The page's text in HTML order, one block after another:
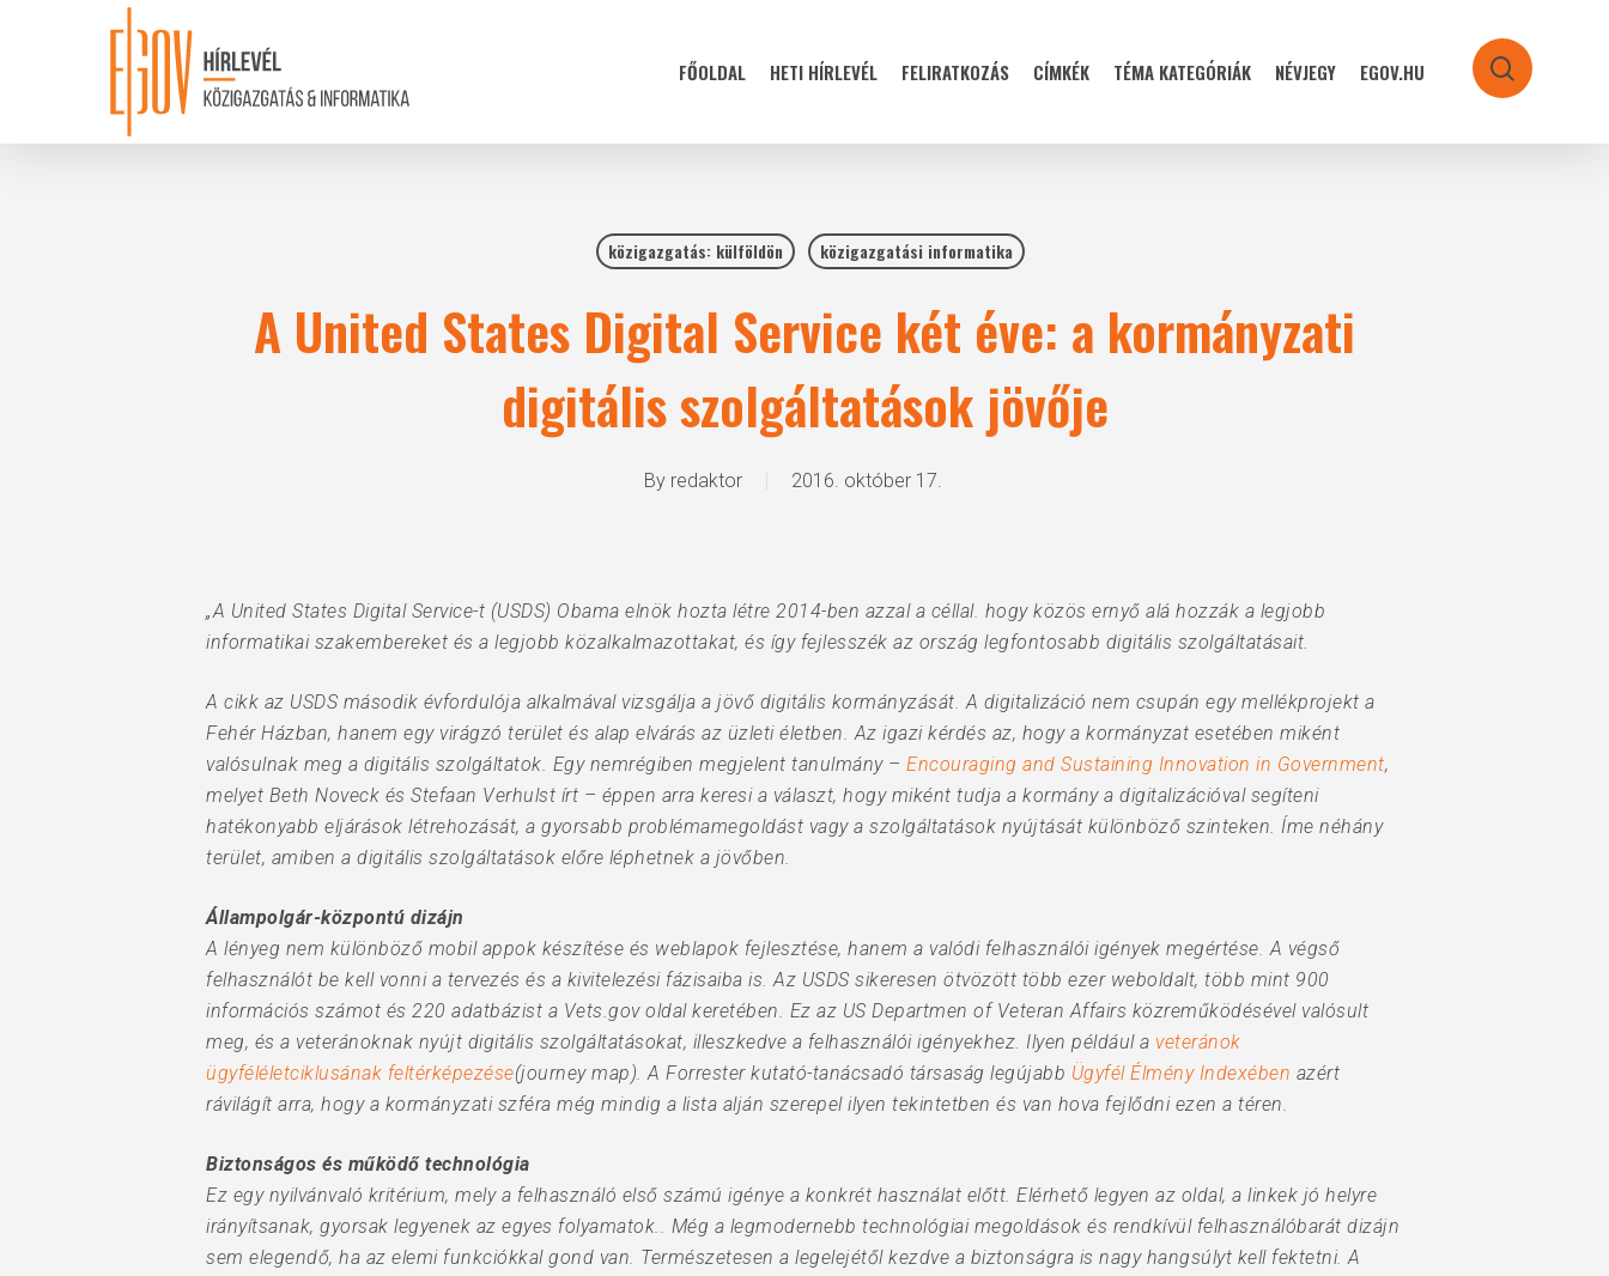
Hit enter to search or ESC to close
FŐOLDAL HETI HÍRLEVÉL FELIRATKOZÁS CÍMKÉK TÉMA KATEGÓRIÁK NÉVJEGY EGOV.HU search
közigazgatás: külföldön közigazgatási informatika
A United States Digital Service két éve: a kormányzati
digitális szolgáltatások jövője
By redaktor 2016. október 17.
„A United States Digital Service-t (USDS) Obama elnök hozta létre 2014-ben azzal a céllal. hogy közös ernyő alá hozzák a legjobb
informatikai szakembereket és a legjobb közalkalmazottakat, és így fejlesszék az ország legfontosabb digitális szolgáltatásait.
A cikk az USDS második évfordulója alkalmával vizsgálja a jövő digitális kormányzását. A digitalizáció nem csupán egy mellékprojekt a
Fehér Házban, hanem egy virágzó terület és alap elvárás az üzleti életben. Az igazi kérdés az, hogy a kormányzat esetében miként
valósulnak meg a digitális szolgáltatok. Egy nemrégiben megjelent tanulmány – Encouraging and Sustaining Innovation in Government,
melyet Beth Noveck és Stefaan Verhulst írt – éppen arra keresi a választ, hogy miként tudja a kormány a digitalizációval segíteni
hatékonyabb eljárások létrehozását, a gyorsabb problémamegoldást vagy a szolgáltatások nyújtását különböző szinteken. Íme néhány
terület, amiben a digitális szolgáltatások előre léphetnek a jövőben.
Állampolgár-központú dizájn
A lényeg nem különböző mobil appok készítése és weblapok fejlesztése, hanem a valódi felhasználói igények megértése. A végső
felhasználót be kell vonni a tervezés és a kivitelezési fázisaiba is. Az USDS sikeresen ötvözött több ezer weboldalt, több mint 900
információs számot és 220 adatbázist a Vets.gov oldal keretében. Ez az US Departmen of Veteran Affairs közreműködésével valósult
meg, és a veteránoknak nyújt digitális szolgáltatásokat, illeszkedve a felhasználói igényekhez. Ilyen például a veteránok
ügyféléletciklusának feltérképezése(journey map). A Forrester kutató-tanácsadó társaság legújabb Ügyfél Élmény Indexében azért
rávilágít arra, hogy a kormányzati szféra még mindig a lista alján szerepel ilyen tekintetben és van hova fejlődni ezen a téren.
Biztonságos és működő technológia
Ez egy nyilvánvaló kritérium, mely a felhasználó első számú igénye a konkrét használat előtt. Elérhető legyen az oldal, a linkek jó helyre
irányítsanak, gyorsak legyenek az egyes folyamatok.. Még a legmodernebb technológiai megoldások és rendkívül felhasználóbarát dizájn
sem elegendő, ha az elemi funkciókkal gond van. Természetesen a legelejétől kezdve a biztonságra is nagy hangsúlyt kell fektetni. A